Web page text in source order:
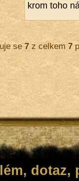
krom toho
se7z celkem7